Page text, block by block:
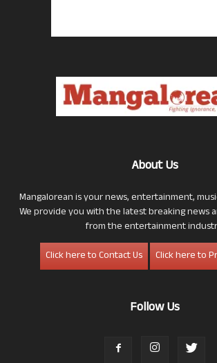
About Us
Mangalorean is your news, entertainment,
We provide you with the latest breaking news
from the entertainment
Click here to Contact Us
Click here to
Follow Us